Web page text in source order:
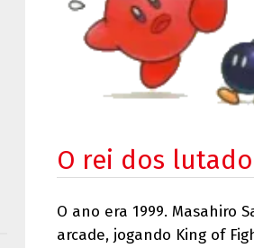
O rei dos
O ano era 1999. Masahiro
arcade, jogando King of